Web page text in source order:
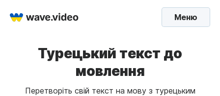
Меню
Турецький текст до
мовлення
Перетворіть свій текст на мову з турецьким